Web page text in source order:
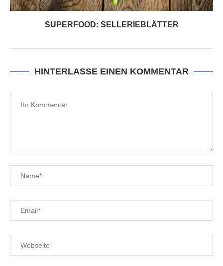
SUPERFOOD: SELLERIEBLÄTTER
HINTERLASSE EINEN KOMMENTAR